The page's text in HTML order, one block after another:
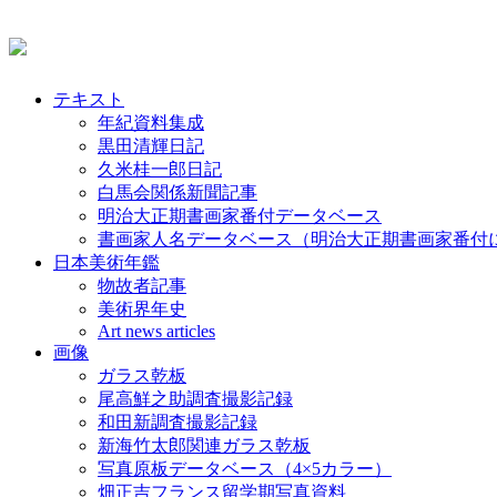
テキスト
年紀資料集成
黒田清輝日記
久米桂一郎日記
白馬会関係新聞記事
明治大正期書画家番付データベース
書画家人名データベース（明治大正期書画家番付
日本美術年鑑
物故者記事
美術界年史
Art news articles
画像
ガラス乾板
尾高鮮之助調査撮影記録
和田新調査撮影記録
新海竹太郎関連ガラス乾板
写真原板データベース（4×5カラー）
畑正吉フランス留学期写真資料